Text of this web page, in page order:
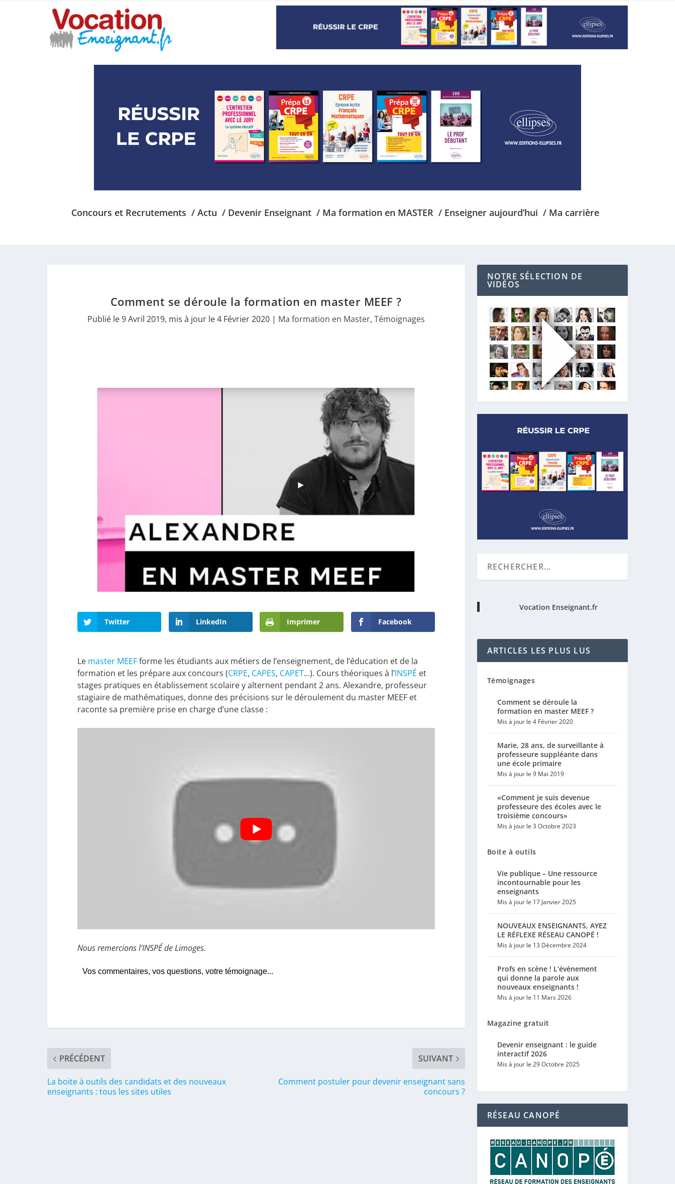
Concours et Recrutements / Actu / Devenir Enseignant / Ma formation en MASTER / Enseigner aujourd’hui / Ma carrière
Comment se déroule la formation en master MEEF ?
Publié le 9 Avril 2019, mis à jour le 4 Février 2020| Ma formation en Master, Témoignages
Twitter LinkedIn Imprimer Facebook
Le master MEEFforme les étudiants aux métiers de l’enseignement, de l’éducation et de la
formation et les prépare aux concours (CRPE, CAPES, CAPET…). Cours théoriques à l’INSPÉ et
stages pratiques en établissement scolaire y alternent pendant 2 ans. Alexandre, professeur
stagiaire de mathématiques, donne des précisions sur le déroulement du master MEEF et
raconte sa première prise en charge d’une classe :
Nous remercions l’INSPÉ de Limoges.
Vos commentaires, vos questions, votre témoignage...
PRÉCÉDENT
La boite à outils des candidats et des nouveaux
enseignants : tous les sites utiles
SUIVANT
Comment postuler pour devenir enseignant sans
concours ?
NOTRE SÉLECTION DE
VIDÉOS
Vocation Enseignant.fr
ARTICLES LES PLUS LUS
Témoignages
Comment se déroule la
formation en master MEEF ?
Mis à jour le 4 Février 2020
Marie, 28 ans, de surveillante à
professeure suppléante dans
une école primaire
Mis à jour le 9 Mai 2019
«Comment je suis devenue
professeure des écoles avec le
troisième concours»
Mis à jour le 3 Octobre 2023
Boite à outils
Vie publique – Une ressource
incontournable pour les
enseignants
Mis à jour le 17 Janvier 2025
NOUVEAUX ENSEIGNANTS, AYEZ
LE RÉFLEXE RÉSEAU CANOPÉ !
Mis à jour le 13 Décembre 2024
Profs en scène ! L’événement
qui donne la parole aux
nouveaux enseignants !
Mis à jour le 11 Mars 2026
Magazine gratuit
Devenir enseignant : le guide
interactif 2026
Mis à jour le 29 Octobre 2025
RÉSEAU CANOPÉ